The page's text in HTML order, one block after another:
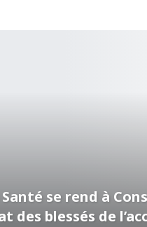
se rend à
des blessés de